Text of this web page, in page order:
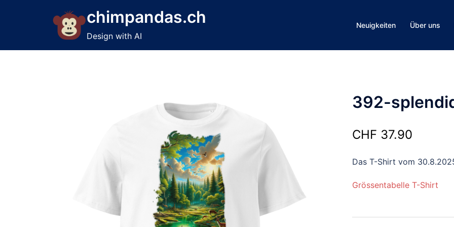
chimpandas.ch
Design with AI
Neuigkeiten Über uns
392-
CHF 37.90
Das T-Shirt vom
Grössentabelle T-Shirt